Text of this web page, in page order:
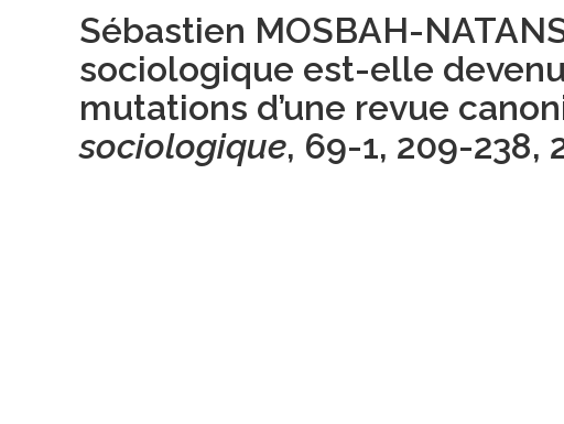
Sébastien MOSBAH-
sociologique est-elle
mutations d’une revue
sociologique, 69-1, 209-238,